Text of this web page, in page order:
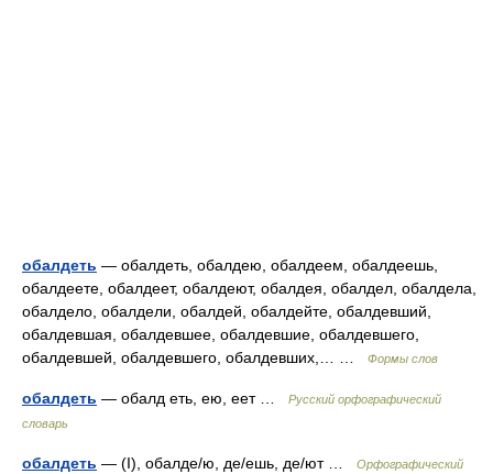
обалдеть — обалдеть, обалдею, обалдеем, обалдеешь,
обалдеете, обалдеет, обалдеют, обалдея, обалдел, обалдела,
обалдело, обалдели, обалдей, обалдейте, обалдевший,
обалдевшая, обалдевшее, обалдевшие, обалдевшего,
обалдевшей, обалдевшего, обалдевших,… …
Формы слов
обалдеть — обалд еть, ею, еет …
Русский орфографический
словарь
обалдеть — (I), обалде/ю, де/ешь, де/ют …
Орфографический